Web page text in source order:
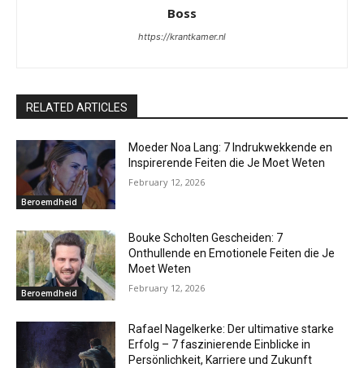
Boss
https://krantkamer.nl
RELATED ARTICLES
Beroemdheid
Moeder Noa Lang: 7 Indrukwekkende en
Inspirerende Feiten die Je Moet Weten
February 12, 2026
Beroemdheid
Bouke Scholten Gescheiden: 7
Onthullende en Emotionele Feiten die Je
Moet Weten
February 12, 2026
Rafael Nagelkerke: Der ultimative starke
Erfolg – 7 faszinierende Einblicke in
Persönlichkeit, Karriere und Zukunft